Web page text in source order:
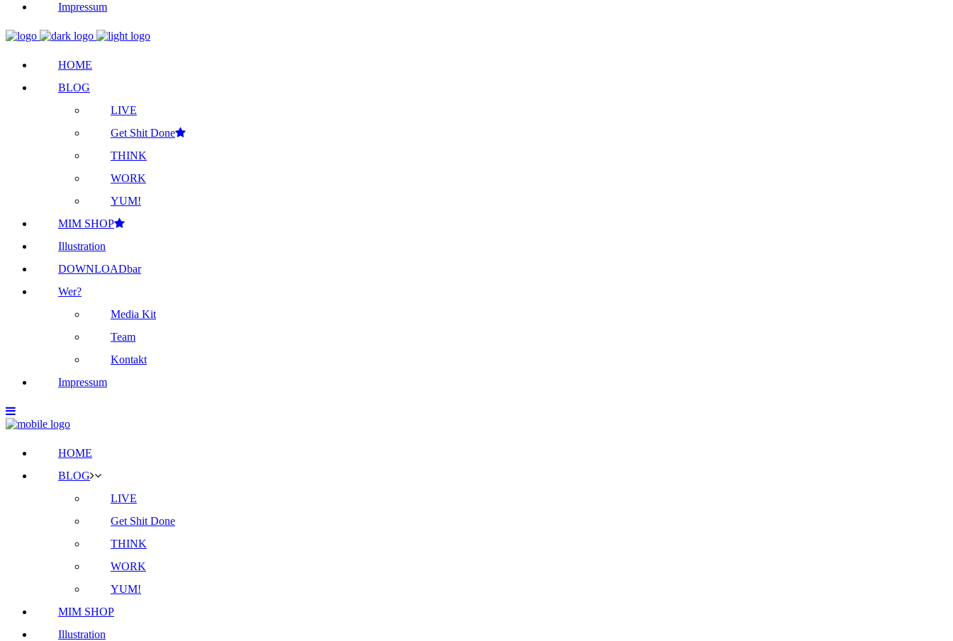
Impressum
HOME
BLOG
LIVE
Get Shit Done
THINK
WORK
YUM!
MIM SHOP
Illustration
DOWNLOADbar
Wer?
Media Kit
Team
Kontakt
Impressum
HOME
BLOG
LIVE
Get Shit Done
THINK
WORK
YUM!
MIM SHOP
Illustration